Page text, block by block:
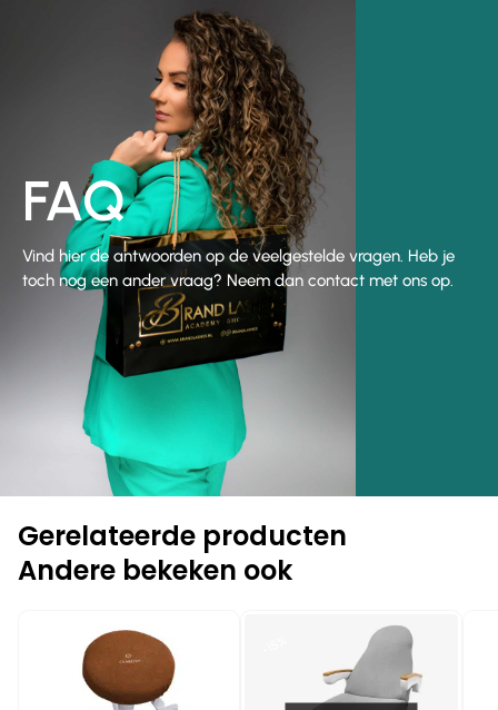
FAQ
Vind hier de antwoorden op de veelgestelde vragen. Heb je
toch nog een ander vraag? Neem dan contact met ons op.
Gerelateerde producten
Andere bekeken ook